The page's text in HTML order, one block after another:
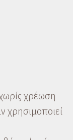
χρέωση
χρησιμοποιεί